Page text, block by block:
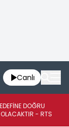
Canlı
DOĞRU
OLACAKTIR - RTS